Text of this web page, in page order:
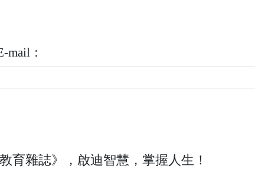
mail：
育雜誌》，啟迪智慧，掌握人生！